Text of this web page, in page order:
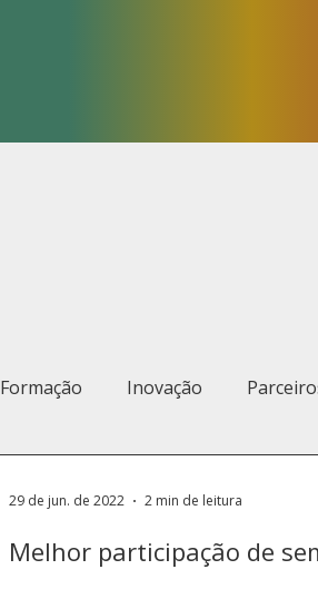
Formação Inovação
Melhor participação de
29 de jun. de 2022 2 min de leitura